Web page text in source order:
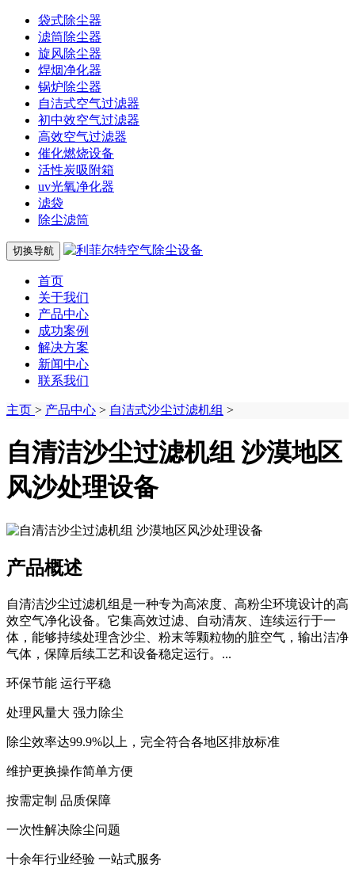
袋式除尘器
滤筒除尘器
旋风除尘器
焊烟净化器
锅炉除尘器
自洁式空气过滤器
初中效空气过滤器
高效空气过滤器
催化燃烧设备
活性炭吸附箱
uv光氧净化器
滤袋
除尘滤筒
切换导航
首页
关于我们
产品中心
成功案例
解决方案
新闻中心
联系我们
主页 > 产品中心 > 自洁式沙尘过滤机组 >
自清洁沙尘过滤机组 沙漠地区
风沙处理设备
产品概述
自清洁沙尘过滤机组是一种专为高浓度、高粉尘环境设计的高
效空气净化设备。它集高效过滤、自动清灰、连续运行于一
体，能够持续处理含沙尘、粉末等颗粒物的脏空气，输出洁净
气体，保障后续工艺和设备稳定运行。...
环保节能 运行平稳
处理风量大 强力除尘
除尘效率达99.9%以上，完全符合各地区排放标准
维护更换操作简单方便
按需定制 品质保障
一次性解决除尘问题
十余年行业经验 一站式服务